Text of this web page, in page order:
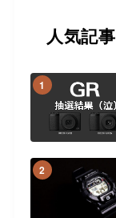
人気記事
1
2